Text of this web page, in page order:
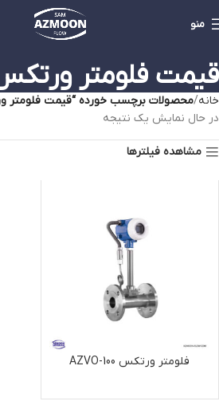
منو
قیمت فلومتر
خانه محصولات برچسب خورده “قیمت فلومتر
در حال نمایش یک نتیجه
مشاهده فیلترها
فلومتر ورتکس AZVO-100